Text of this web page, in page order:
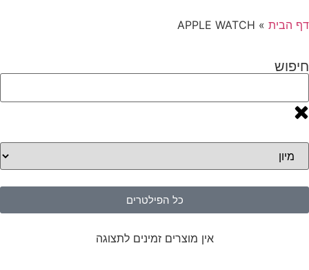
דף הבית »
APPLE WATCH
חיפוש
כל הפילטרים
אין מוצרים זמינים לתצוגה